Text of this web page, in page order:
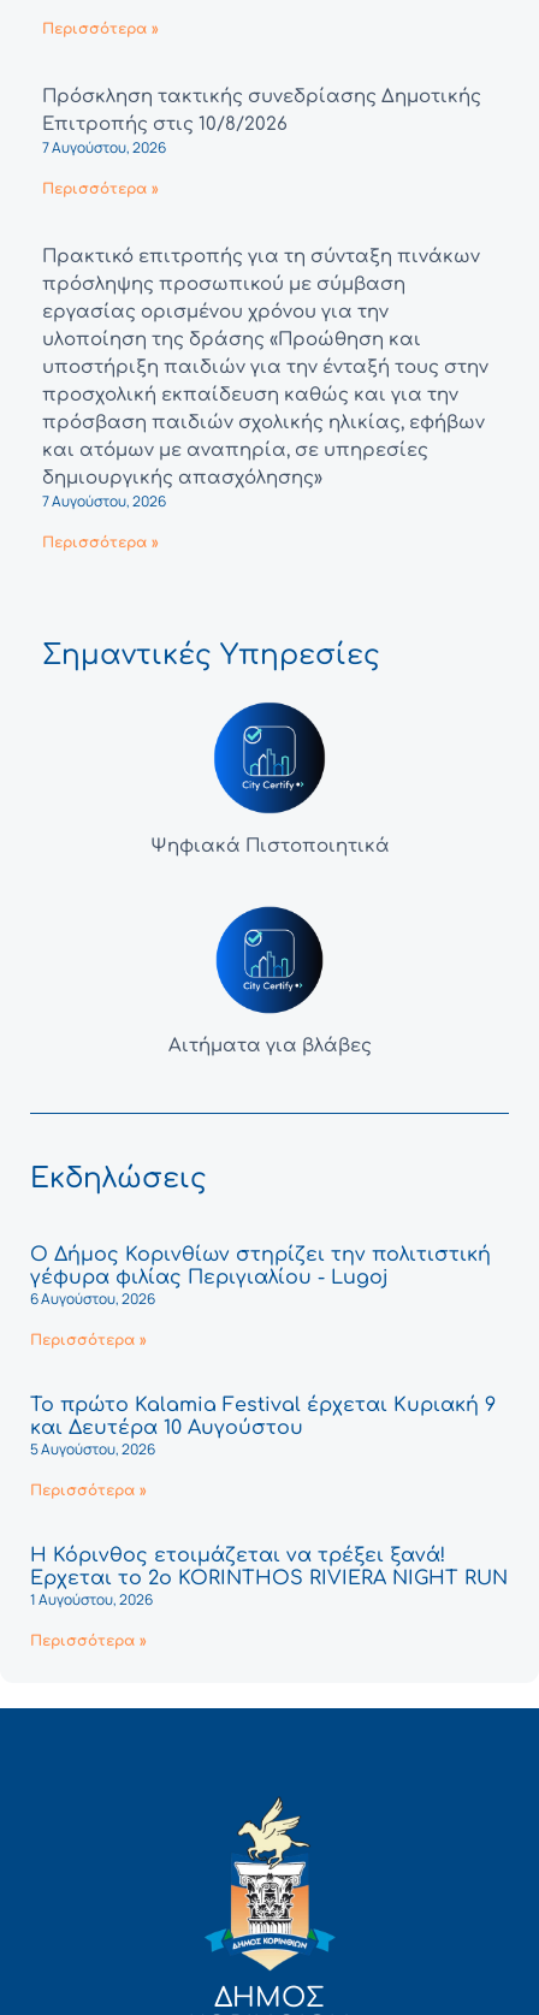
Περισσότερα »
Πρόσκληση τακτικής συνεδρίασης Δημοτικής
Επιτροπής στις 10/8/2026
7 Αυγούστου, 2026
Περισσότερα »
Πρακτικό επιτροπής για τη σύνταξη πινάκων
πρόσληψης προσωπικού με σύμβαση
εργασίας ορισμένου χρόνου για την
υλοποίηση της δράσης «Προώθηση και
υποστήριξη παιδιών για την ένταξή τους στην
προσχολική εκπαίδευση καθώς και για την
πρόσβαση παιδιών σχολικής ηλικίας, εφήβων
και ατόμων με αναπηρία, σε υπηρεσίες
δημιουργικής απασχόλησης»
7 Αυγούστου, 2026
Περισσότερα »
Σημαντικές Υπηρεσίες
Ψηφιακά Πιστοποιητικά
Αιτήματα για βλάβες
Εκδηλώσεις
Ο Δήμος Κορινθίων στηρίζει την πολιτιστική
γέφυρα φιλίας Περιγιαλίου - Lugoj
6 Αυγούστου, 2026
Περισσότερα »
Το πρώτο Kalamia Festival έρχεται Κυριακή 9
και Δευτέρα 10 Αυγούστου
5 Αυγούστου, 2026
Περισσότερα »
Η Κόρινθος ετοιμάζεται να τρέξει ξανά!
Έρχεται το 2ο KORINTHOS RIVIERA NIGHT RUN
1 Αυγούστου, 2026
Περισσότερα »
ΔΗΜΟΣ